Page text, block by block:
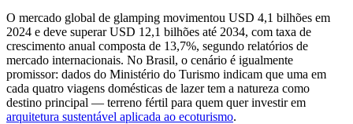
O mercado global de glamping movimentou USD 4,1 bilhões em
2024 e deve superar USD 12,1 bilhões até 2034, com taxa de
crescimento anual composta de 13,7%, segundo relatórios de
mercado internacionais. No Brasil, o cenário é igualmente
promissor: dados do Ministério do Turismo indicam que uma em
cada quatro viagens domésticas de lazer tem a natureza como
destino principal — terreno fértil para quem quer investir em
arquitetura sustentável aplicada ao ecoturismo.